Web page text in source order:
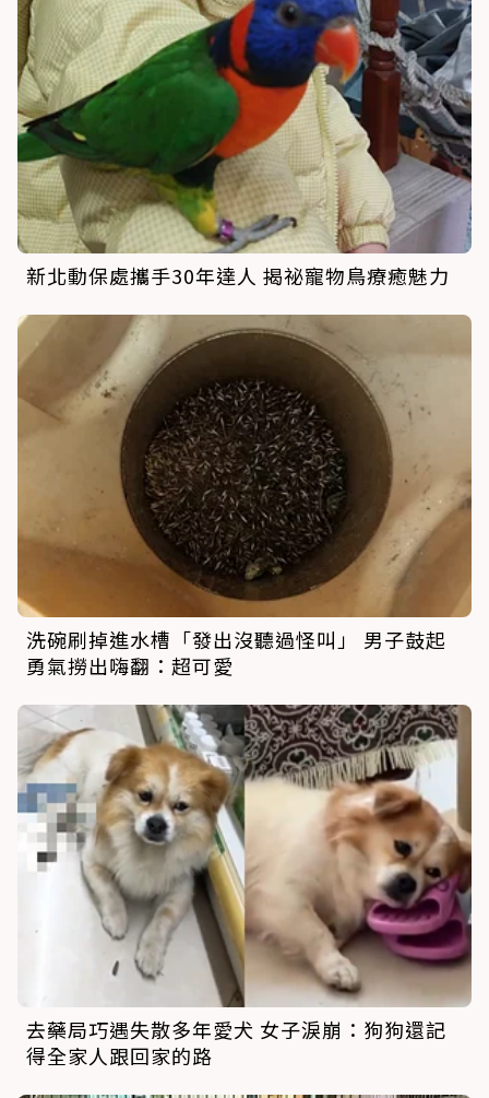
新北動保處攜手30年達人 揭祕寵物鳥療癒魅力
洗碗刷掉進水槽「發出沒聽過怪叫」 男子鼓起
勇氣撈出嗨翻：超可愛
去藥局巧遇失散多年愛犬 女子淚崩：狗狗還記
得全家人跟回家的路